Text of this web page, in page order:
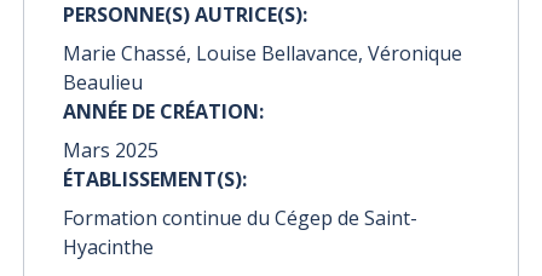
PERSONNE(S) AUTRICE(S):
Marie Chassé, Louise Bellavance, Véronique
Beaulieu
ANNÉE DE CRÉATION:
Mars 2025
ÉTABLISSEMENT(S):
Formation continue du Cégep de Saint-
Hyacinthe